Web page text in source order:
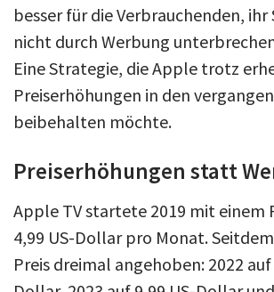
besser für die Verbrauchenden, ihr
nicht durch Werbung
Eine Strategie, die Apple trotz
Preiserhöhungen in den
beibehalten möchte.
Preiserhöhungen statt
Apple TV startete 2019 mit einem
4,99 US-Dollar pro Monat.
Preis dreimal angehoben: 2022 auf